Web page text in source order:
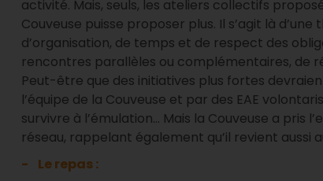
activité. Mais, seuls, les ateliers collectifs
Couveuse puisse proposer plus. Il s’agit là
d’organisation, de temps et de respect des
rencontres parallèles ou complémentaires, de
Peut-être que des initiatives plus fortes
l’équipe de la Couveuse et par des EAE
survivre à l’émulation… Mais la Couveuse a
réseau, rappelant également qu’il revient aussi
- Le repas :